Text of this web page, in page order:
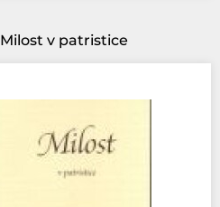
Milost v patristice